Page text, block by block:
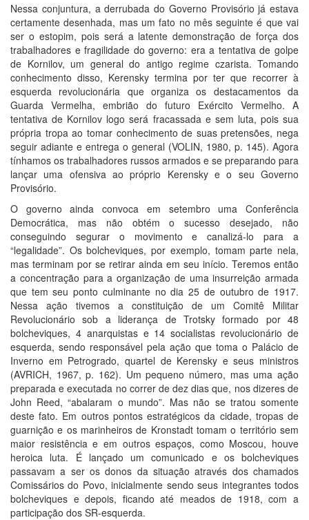
Nessa conjuntura, a derrubada do Governo Provisório já estava
certamente desenhada, mas um fato no mês seguinte é que vai
ser o estopim, pois será a latente demonstração de força dos
trabalhadores e fragilidade do governo: era a tentativa de golpe
de Kornilov, um general do antigo regime czarista. Tomando
conhecimento disso, Kerensky termina por ter que recorrer à
esquerda revolucionária que organiza os destacamentos da
Guarda Vermelha, embrião do futuro Exército Vermelho. A
tentativa de Kornilov logo será fracassada e sem luta, pois sua
própria tropa ao tomar conhecimento de suas pretensões, nega
seguir adiante e entrega o general (VOLIN, 1980, p. 145). Agora
tínhamos os trabalhadores russos armados e se preparando para
lançar uma ofensiva ao próprio Kerensky e o seu Governo
Provisório.
O governo ainda convoca em setembro uma Conferência
Democrática, mas não obtém o sucesso desejado, não
conseguindo segurar o movimento e canalizá-lo para a
“legalidade”. Os bolcheviques, por exemplo, tomam parte nela,
mas terminam por se retirar ainda em seu início. Teremos então
a concentração para a organização de uma insurreição armada
que tem seu ponto culminante no dia 25 de outubro de 1917.
Nessa ação tivemos a constituição de um Comitê Militar
Revolucionário sob a liderança de Trotsky formado por 48
bolcheviques, 4 anarquistas e 14 socialistas revolucionário de
esquerda, sendo responsável pela ação que toma o Palácio de
Inverno em Petrogrado, quartel de Kerensky e seus ministros
(AVRICH, 1967, p. 162). Um pequeno número, mas uma ação
preparada e executada no correr de dez dias que, nos dizeres de
John Reed, “abalaram o mundo”. Mas não se tratou somente
deste fato. Em outros pontos estratégicos da cidade, tropas de
guarnição e os marinheiros de Kronstadt tomam o território sem
maior resistência e em outros espaços, como Moscou, houve
heroica luta. É lançado um comunicado e os bolcheviques
passavam a ser os donos da situação através dos chamados
Comissários do Povo, inicialmente sendo seus integrantes todos
bolcheviques e depois, ficando até meados de 1918, com a
participação dos SR-esquerda.